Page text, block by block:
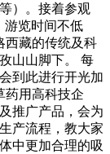
）。接着参观
游览时间不低
西藏的传统及科
山山脚下。 每
到此进行开光加
药用高科技企
推广产品，会为
产流程，教大家
中更加合理的吸